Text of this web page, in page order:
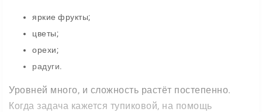
яркие фрукты;
цветы;
орехи;
радуги.
Уровней много, и сложность растёт постепенно.
Когда задача кажется тупиковой, на помощь